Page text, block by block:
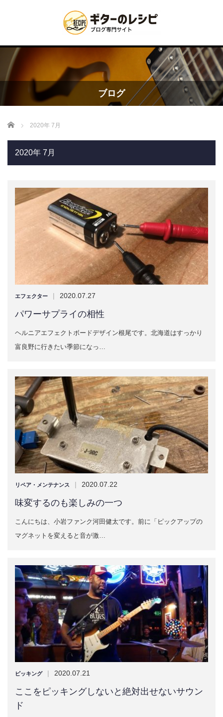
ブログ
Home 2020年 7月
2020年 7月
エフェクター | 2020.07.27
パワーサプライの相性
ヘルニアエフェクトボードデザイン根尾です。北海道はすっかり
富良野に行きたい季節になっ…
リペア・メンテナンス | 2020.07.22
味変するのも楽しみの一つ
こんにちは、小岩ファンク河田健太です。前に「ピックアップの
マグネットを変えると音が激…
ピッキング | 2020.07.21
ここをピッキングしないと絶対出せないサウン
ド